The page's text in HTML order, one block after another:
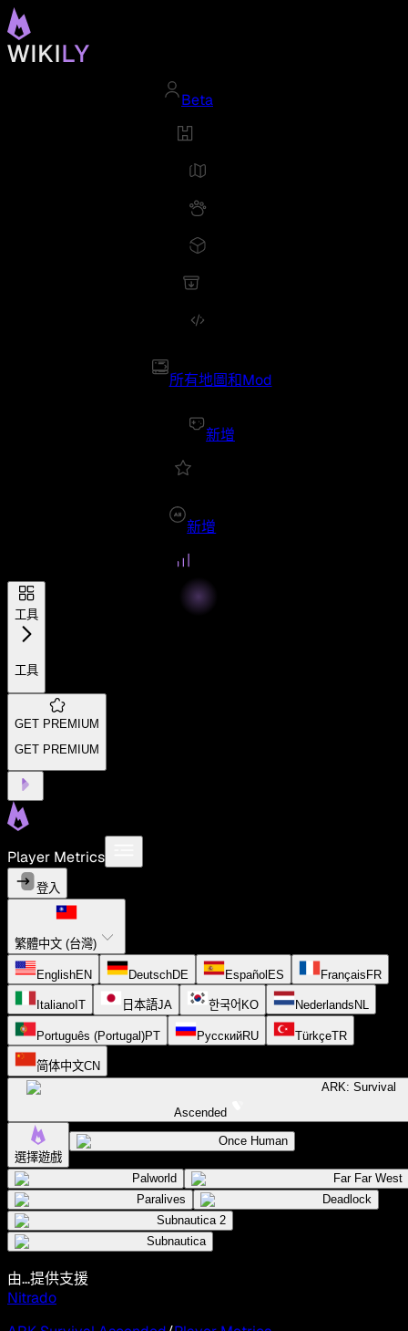
Beta
所有地圖和Mod
新增
新增
工具
工具
GET PREMIUM
GET PREMIUM
Player Metrics
登入
繁體中文 (台灣)
EnglishEN DeutschDE Español ES Français FR
Italiano IT 日本語JA 한국어 KO Nederlands NL
Português (Portugal)PT РусскийRU TürkçeTR
简体中文CN
ARK: Survival
Ascended
選擇遊戲
Once Human
Palworld
Far Far West
Paralives
Deadlock
Subnautica 2
Subnautica
由...提供支援
Nitrado